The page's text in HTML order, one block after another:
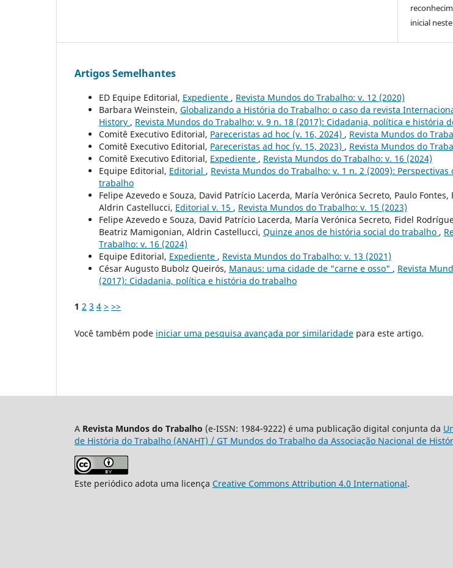
inicial
Artigos Semelhantes
ED Equipe Editorial, Expediente , Revista Mundos do Trabalho: v. 12 (2020)
Barbara Weinstein, Globalizando a História do Trabalho: o caso da revista
History , Revista Mundos do Trabalho: v. 9 n. 18 (2017): Cidadania, política e história
Comitê Executivo Editorial, Pareceristas ad hoc (v. 16, 2024) , Revista Mundos do
Comitê Executivo Editorial, Pareceristas ad hoc (v. 15, 2023) , Revista Mundos do
Comitê Executivo Editorial, Expediente , Revista Mundos do Trabalho: v. 16 (2024)
Equipe Editorial, Editorial , Revista Mundos do Trabalho: v. 1 n. 2 (2009):
trabalho
Felipe Azevedo e Souza, David Patrício Lacerda, María Verónica Secreto, Paulo
Aldrin Castellucci, Editorial v. 15 , Revista Mundos do Trabalho: v. 15 (2023)
Felipe Azevedo e Souza, David Patrício Lacerda, María Verónica Secreto, Fidel
Beatriz Mamigonian, Aldrin Castellucci, Quinze anos de história social do trabalho ,
Trabalho: v. 16 (2024)
Equipe Editorial, Expediente , Revista Mundos do Trabalho: v. 13 (2021)
César Augusto Bubolz Queirós, Manaus: uma cidade de "carne e osso" , Revista
(2017): Cidadania, política e história do trabalho
1 2 3 4 > >>
Você também pode iniciar uma pesquisa avançada por similaridade para este artigo.
A Revista Mundos do Trabalho (e-ISSN: 1984-9222) é uma publicação digital conjunta da
de História do Trabalho (ANAHT) / GT Mundos do Trabalho da Associação Nacional de
Este periódico adota uma licença Creative Commons Attribution 4.0 International.